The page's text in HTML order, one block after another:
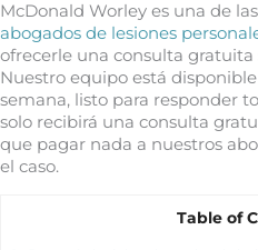
McDonald Worley es una de
abogados de lesiones
ofrecerle una consulta gratuita
Nuestro equipo está
semana, listo para responder
solo recibirá una consulta
que pagar nada a nuestros
el caso.
Table of